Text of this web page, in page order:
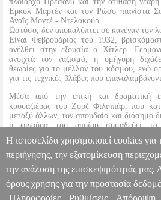
Ερκύλ Μαρτέν και τον Ρώσο πιανίστα
Αναΐς Μοντέ - Ντελακούρ.
Ωστόσο, δεν αποκαλύπτει σε κανέναν τον
Είναι Φεβρουάριος του 1932,
ανέλθει στην εξουσία ο Χίτλερ.
ανοιχτά τον ναζισμό, η ομήγυρη
θεωρίες για το μέλλον του κόσμου, ενώ
για τις τεχνικές βλάβες που
Μέσα από την επική και δραματική
κρουαζιέρας του Ζορζ Φιλιππάρ, που
μεταξύ άλλων, τον σπουδαίο και διάσημο
η φιγούρα του οποίου σημαδεύει
προαναγγέλλει το ναυάγιο της
μυθιστορηματικό πίνακα.
ΤΟ ΥΠΕΡΩΚΕΑΝΙΟ BKS.0217044
PIERRE ASSOULINE PIERRE ΞΕΝΗ
ΞΕΝΗ ΛΟΓΟΤΕΧΝΙΑ •ASSOULINE
Η ιστοσελίδα χρησιμοποιεί cookies για
περιήγησης, την εξατομίκευση
την ανάλυση της επισκεψιμότητάς μας.
όρους χρήσης για την προστασία
Πληροφορίες
Ρυθμίσεις Απόρριψη